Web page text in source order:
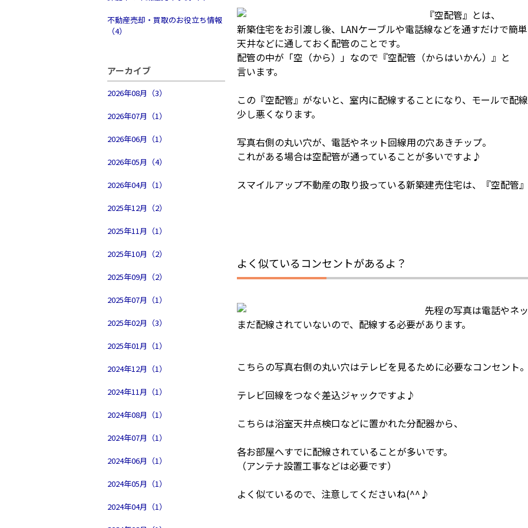
不動産売却・買取のお役立ち情報
（4）
アーカイブ
2026年08月（3）
2026年07月（1）
2026年06月（1）
2026年05月（4）
2026年04月（1）
2025年12月（2）
2025年11月（1）
2025年10月（2）
2025年09月（2）
2025年07月（1）
2025年02月（3）
2025年01月（1）
2024年12月（1）
2024年11月（1）
2024年08月（1）
2024年07月（1）
2024年06月（1）
2024年05月（1）
2024年04月（1）
『空配管』とは、
新築住宅をお引渡し後、LANケーブルや電話線などを通すだけで簡
天井などに通しておく配管のことです。
配管の中が「空（から）」なので『空配管（からはいかん）』と
言います。
この『空配管』がないと、室内に配線することになり、モールで配
少し悪くなります。
写真右側の丸い穴が、電話やネット回線用の穴あきチップ。
これがある場合は空配管が通っていることが多いですよ♪
スマイルアップ不動産の取り扱っている新築建売住宅は、『空配管
よく似ているコンセントがあるよ？
先程の写真は電話やネ
まだ配線されていないので、配線する必要があります。
こちらの写真右側の丸い穴はテレビを見るために必要なコンセント。
テレビ回線をつなぐ差込ジャックですよ♪
こちらは浴室天井点検口などに置かれた分配器から、
各お部屋へすでに配線されていることが多いです。
（アンテナ設置工事などは必要です）
よく似ているので、注意してくださいね(^^♪